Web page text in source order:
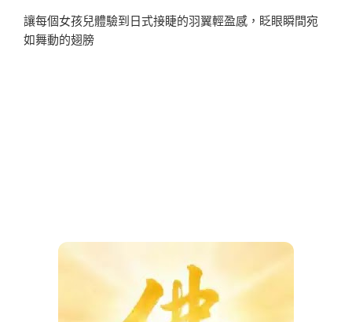
讓每個女孩兒體驗到日式接睫的羽翼輕盈感，眨眼瞬間宛
如舞動的翅膀